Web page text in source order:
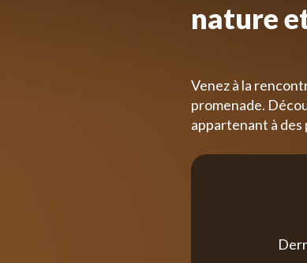
nature
Venez à la
promenade.
appartenant à